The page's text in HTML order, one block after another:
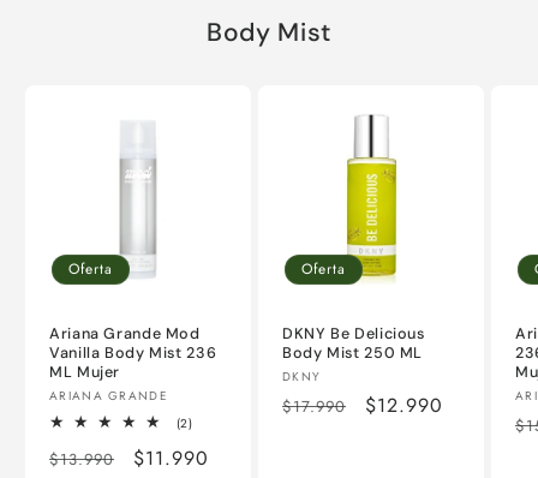
Body Mist
Oferta
Ariana Grande Mod
Vanilla Body Mist 236
ML Mujer
Proveedor:
ARIANA GRANDE
(2)2
totales
Precio
$13.990
Precio
$11.990
Oferta
DKNY Be Delicious
Body Mist 250 ML
Proveedor:
DKNY
Precio
$17.990
Precio
$12.990